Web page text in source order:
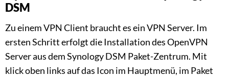
DSM
Zu einem VPN Client braucht es ein VPN Server. Im
ersten Schritt erfolgt die Installation des OpenVPN
Server aus dem Synology DSM Paket-Zentrum. Mit
klick oben links auf das Icon im Hauptmenü, im Paket